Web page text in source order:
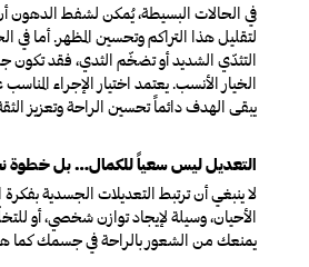
في الحالات البسيطة، يُمكن لشفط الدهون
لتقليل هذا التراكم وتحسين المظهر. أما في
التثدّي الشديد أو تضخّم الثدي، فقد تكون
الخيار الأنسب. يعتمد اختيار الإجراء
يبقى الهدف دائماً تحسين الراحة وتعزيز
التعديل ليس سعياً للكمال… بل خطوة
لا ينبغي أن ترتبط التعديلات الجسدية بفكرة
الأحيان، وسيلة لإيجاد توازن شخصي، أو
يمنعك من الشعور بالراحة في جسمك كما